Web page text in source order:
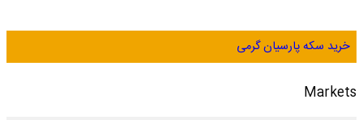
خرید سکه پارسیان گرمی
Markets